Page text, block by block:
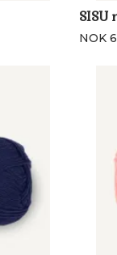
SISU
NOK